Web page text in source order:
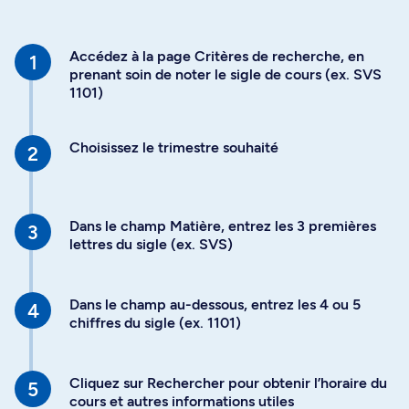
Accédez à la page Critères de recherche, en
prenant soin de noter le sigle de cours (ex. SVS
1101)
Choisissez le trimestre souhaité
Dans le champ Matière, entrez les 3 premières
lettres du sigle (ex. SVS)
Dans le champ au-dessous, entrez les 4 ou 5
chiffres du sigle (ex. 1101)
Cliquez sur Rechercher pour obtenir l’horaire du
cours et autres informations utiles